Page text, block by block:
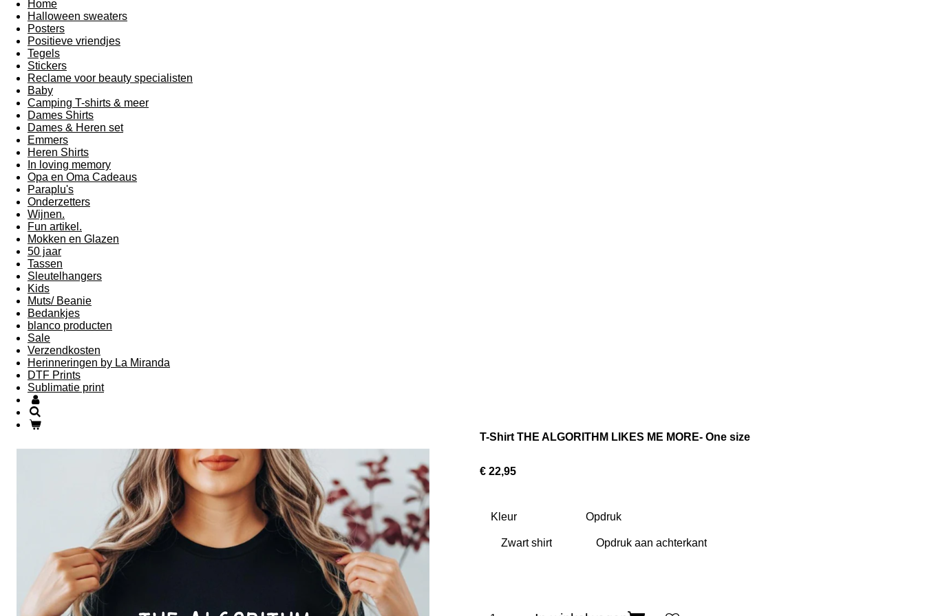
Home
Halloween sweaters
Posters
Positieve vriendjes
Tegels
Stickers
Reclame voor beauty specialisten
Baby
Camping T-shirts & meer
Dames Shirts
Dames & Heren set
Emmers
Heren Shirts
In loving memory
Opa en Oma Cadeaus
Paraplu's
Onderzetters
Wijnen.
Fun artikel.
Mokken en Glazen
50 jaar
Tassen
Sleutelhangers
Kids
Muts/ Beanie
Bedankjes
blanco producten
Sale
Verzendkosten
Herinneringen by La Miranda
DTF Prints
Sublimatie print
T-Shirt THE ALGORITHM LIKES ME MORE- One size
€ 22,95
Kleur Opdruk